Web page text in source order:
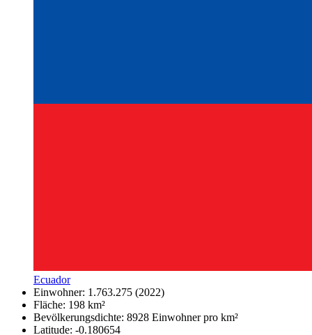
Ecuador
Einwohner: 1.763.275 (2022)
Fläche: 198 km²
Bevölkerungsdichte: 8928 Einwohner pro km²
Latitude: -0.180654